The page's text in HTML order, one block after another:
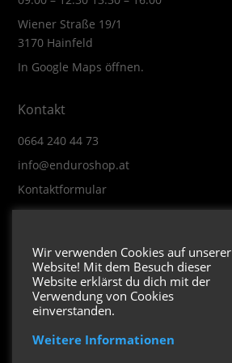
Wiener Straße 19/1
3170 Hainfeld
In Google Maps öffnen.
Kontakt
0664 240 44 73
info@enduroshop.at
Kontaktformular
Impressum
Datenschutzerklärung
Folge uns
Wir verwenden Cookies auf unserer
Website! Mit dem Besuch dieser
Website erklärst du dich mit der
Verwendung von Cookies
einverstanden.
Weitere Informationen